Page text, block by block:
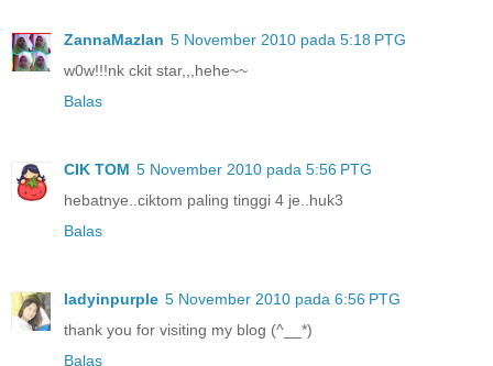
ZannaMazlan 5 November 2010 pada 5:18 PTG
w0w!!!nk ckit star,,,hehe~~
Balas
CIK TOM 5 November 2010 pada 5:56 PTG
hebatnye..ciktom paling tinggi 4 je..huk3
Balas
ladyinpurple 5 November 2010 pada 6:56 PTG
thank you for visiting my blog (^__*)
Balas